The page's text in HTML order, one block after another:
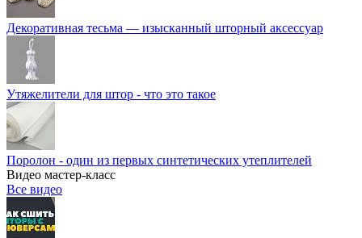
Декоративная тесьма — изысканный шторный аксессуар
Утяжелители для штор - что это такое
Поролон - один из первых синтетических утеплителей
Видео мастер-класс
Все видео